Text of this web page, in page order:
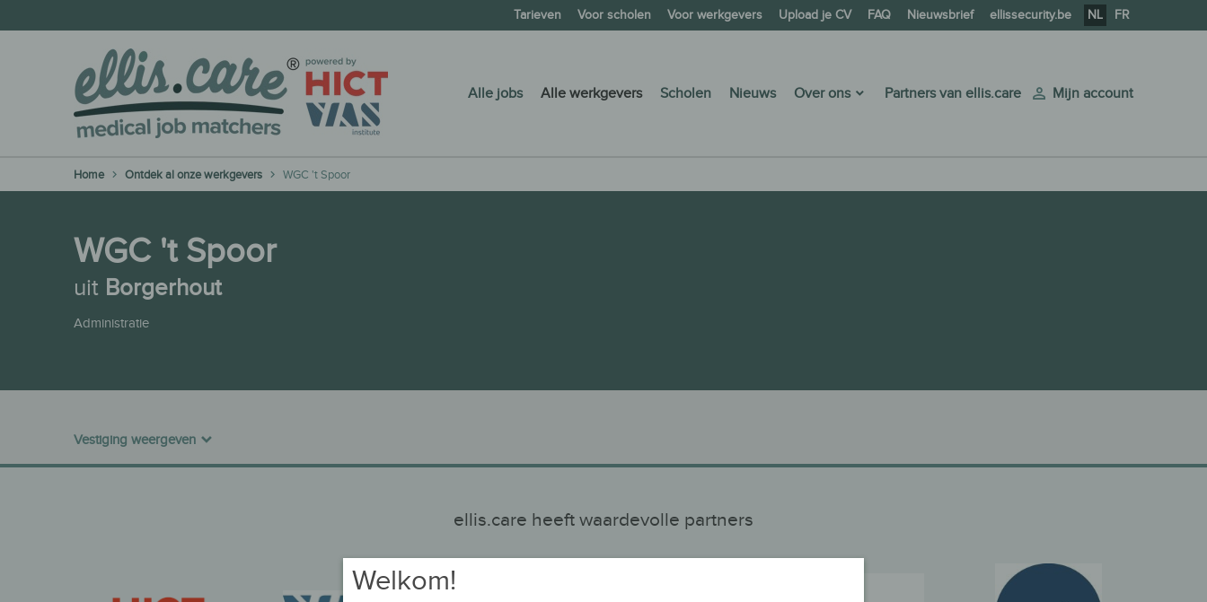
Tarieven Voor scholen Voor werkgevers Upload je CV FAQ Nieuwsbrief ellissecurity.be NL FR
Alle jobs Alle werkgevers Scholen Nieuws Over ons Partners van ellis.care Mijn account
Home Ontdek al onze werkgevers WGC 't Spoor
WGC 't Spoor
uit Borgerhout
Administratie
Vestiging weergeven
ellis.care heeft waardevolle partners
Welkom!